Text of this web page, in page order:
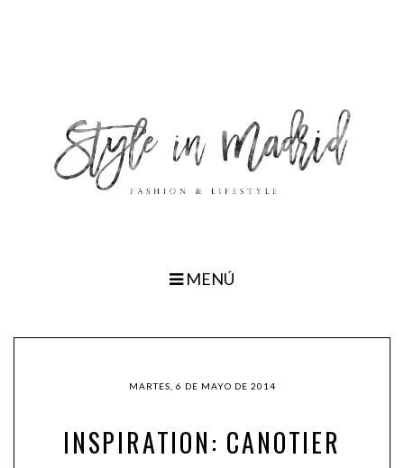
MENÚ
MARTES, 6 DE MAYO DE 2014
INSPIRATION: CANOTIER